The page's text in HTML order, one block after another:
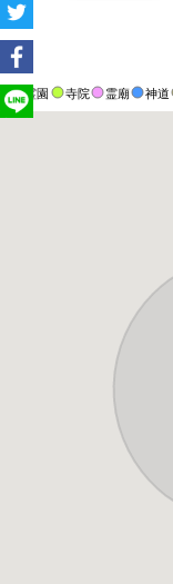
霊園 寺院 霊廟 神道